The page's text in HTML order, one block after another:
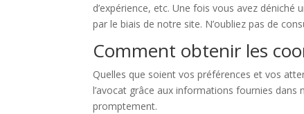
d’expérience, etc. Une fois vous avez
par le biais de notre site. N’oubliez pas de
Comment obtenir les
Quelles que soient vos préférences et vos
l’avocat grâce aux informations fournies dans
promptement.